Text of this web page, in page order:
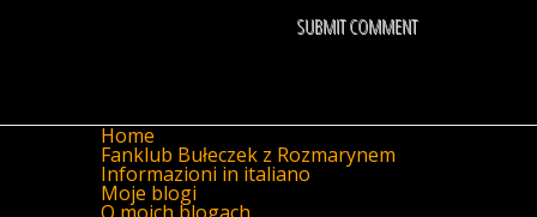
Home
Fanklub Bułeczek z Rozmarynem
Informazioni in italiano
Moje blogi